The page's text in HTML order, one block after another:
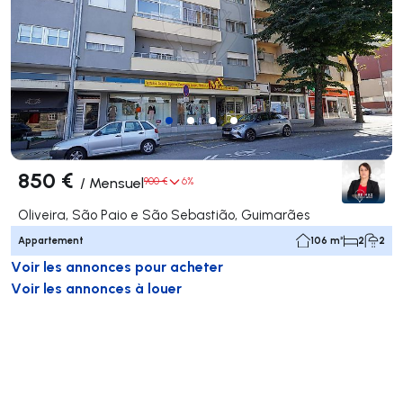
850 € / Mensuel900 € 6%
Oliveira, São Paio e São Sebastião, Guimarães
Appartement 106 m² 2 2
Voir les annonces pour acheter
Voir les annonces à louer